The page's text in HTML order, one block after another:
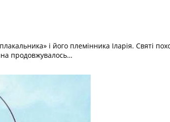
і його племінника Іларія. Святі
продовжувалось…